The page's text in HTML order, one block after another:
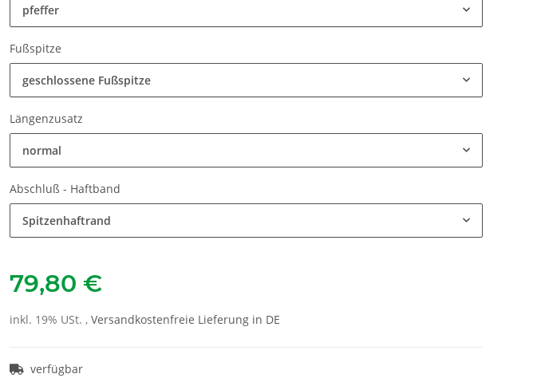
pfeffer
Fußspitze
geschlossene Fußspitze
Längenzusatz
normal
Abschluß - Haftband
Spitzenhaftrand
79,80 €
inkl. 19% USt. , Versandkostenfreie Lieferung in DE
verfügbar